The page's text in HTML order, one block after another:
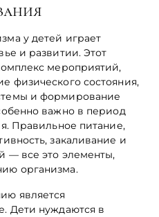
у детей играет
и развитии. Этот
мероприятий,
физического состояния,
и формирование
важно в период
Правильное питание,
закаливание и
— все это элементы,
организма.
является
Дети нуждаются в